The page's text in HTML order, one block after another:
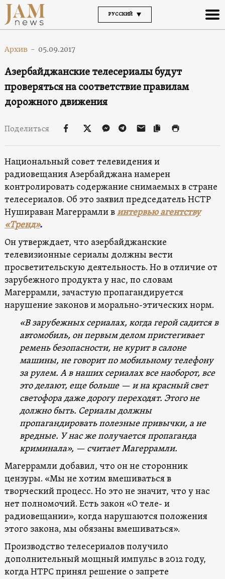
РУССКИЙ
Архив - 05.09.2017
Азербайджанские телесериалы будут
проверяться на соответствие правилам
дорожного движения
Поделиться
Национальный совет телевидения и
радиовещания Азербайджана намерен
контролировать содержание снимаемых в стране
телесериалов. Об это заявил председатель НСТР
Нушираван Магеррамли винтервью агентству
«Тренд».
Он утверждает, что азербайджанские
телевизионные сериалы должны вести
просветительскую деятельность. Но в отличие от
зарубежного продукта у нас, по словам
Магеррамли, зачастую пропагандируется
нарушение законов и морально-этических норм.
«В зарубежных сериалах, когда герой садится в
автомобиль, он первым делом пристегивает
ремень безопасности, не курит в салоне
машины, не говорит по мобильному телефону
за рулем. А в наших сериалах все наоборот, все
это делают, еще больше — и на красный свет
светофора даже дорогу переходят. Этого не
должно быть. Сериалы должны
пропагандировать полезные привычки, а не
вредные. У нас же получается пропаганда
криминала», — считает Магеррамли.
Магеррамли добавил, что он не сторонник
цензуры. «Мы не хотим вмешиваться в
творческий процесс. Но это не значит, что у нас
нет полномочий. Есть закон «О теле- и
радиовещании», когда нарушаются положения
этого закона, мы обязаны вмешиваться».
Производство телесериалов получило
дополнительный мощный импульс в 2012 году,
когда НТРС принял решение о запрете